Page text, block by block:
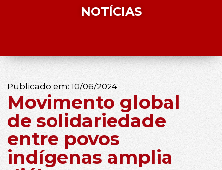
NOTÍCIAS
Publicado em: 10/06/2024
Movimento global
de solidariedade
entre povos
indígenas amplia